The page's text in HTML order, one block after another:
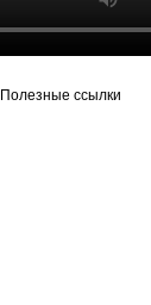
Полезные ссылки